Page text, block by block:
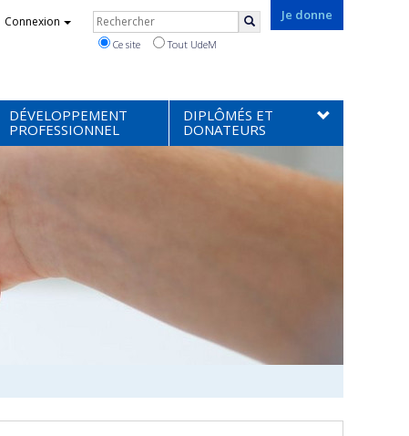
Je donne
Connexion Rechercher
Ce site Tout UdeM
DÉVELOPPEMENT
PROFESSIONNEL
DIPLÔMÉS ET
DONATEURS